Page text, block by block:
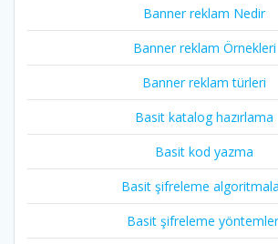
Banner reklam Nedir
Banner reklam Örnekleri
Banner reklam türleri
Basit katalog hazırlama
Basit kod yazma
Basit şifreleme
Basit şifreleme